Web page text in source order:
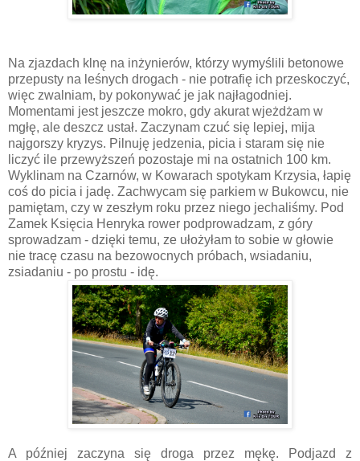
Na zjazdach klnę na inżynierów, którzy wymyślili betonowe
przepusty na leśnych drogach - nie potrafię ich przeskoczyć,
więc zwalniam, by pokonywać je jak najłagodniej.
Momentami jest jeszcze mokro, gdy akurat wjeżdżam w
mgłę, ale deszcz ustał. Zaczynam czuć się lepiej, mija
najgorszy kryzys. Pilnuję jedzenia, picia i staram się nie
liczyć ile przewyższeń pozostaje mi na ostatnich 100 km.
Wyklinam na Czarnów, w Kowarach spotykam Krzysia, łapię
coś do picia i jadę. Zachwycam się parkiem w Bukowcu, nie
pamiętam, czy w zeszłym roku przez niego jechaliśmy. Pod
Zamek Księcia Henryka rower podprowadzam, z góry
sprowadzam - dzięki temu, ze ułożyłam to sobie w głowie
nie tracę czasu na bezowocnych próbach, wsiadaniu,
zsiadaniu - po prostu - idę.
A później zaczyna się droga przez mękę. Podjazd z